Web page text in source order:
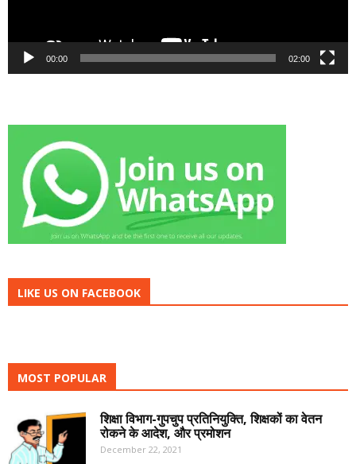
00:00 02:00
LIKE US ON FACEBOOK
MOST POPULAR
शिक्षा विभाग-गुपचुप प्रतिनियुक्ति, शिक्षकों का वेतन
रोकने के आदेश, और प्रमोशन
December 22, 2021